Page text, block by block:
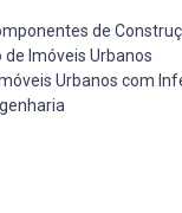
de
Imóveis Urbanos
Urbanos com